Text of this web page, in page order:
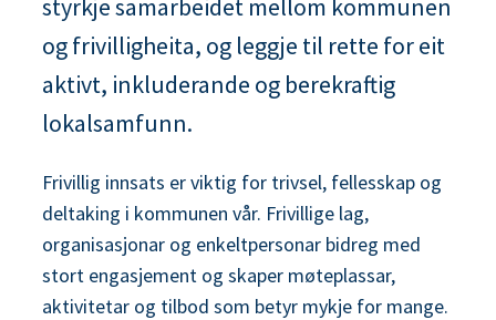
styrkje samarbeidet mellom kommunen
og frivilligheita, og leggje til rette for eit
aktivt, inkluderande og berekraftig
lokalsamfunn.
Frivillig innsats er viktig for trivsel, fellesskap og
deltaking i kommunen vår. Frivillige lag,
organisasjonar og enkeltpersonar bidreg med
stort engasjement og skaper møteplassar,
aktivitetar og tilbod som betyr mykje for mange.